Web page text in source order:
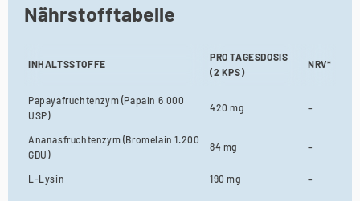
Nährstofftabelle
INHALTSSTOFFE
PRO TAGESDOSIS
(2 KPS)
NRV*
Papayafruchtenzym (Papain 6.000
USP)
420 mg –
Ananasfruchtenzym (Bromelain 1.200
GDU)
84 mg –
L-Lysin 190 mg –